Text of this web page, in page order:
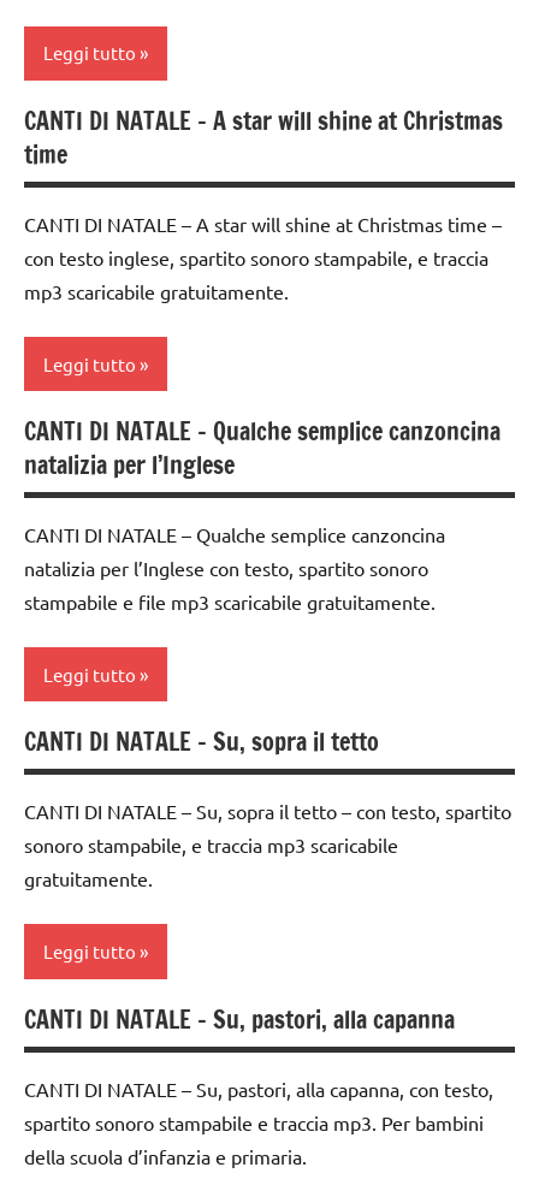
INGLESE
MUSICA
Natale
TUTTI GLI
PER ETA'
TUTTI GLI
ARTICOLI
classi
1a-5a
3 ai
6
anni
FESTE
DELL'ANNO
MUSICA
Natale
ARGOMENTI
PER ETA'
TUTTI GLI
ARTICOLI
Leggi tutto
canti
di
Natale
canti
natalizi
classi
1a-5a
dai
6
anni
DELL'ANNO
TUTTI GLI
ARGOMENTI
PER ETA'
TUTTI GLI
ARTICOLI
CANTI DI NATALE – A star will shine at Christmas
time
CANTI DI NATALE – A star will shine at Christmas time –
con testo inglese, spartito sonoro stampabile, e traccia
mp3 scaricabile gratuitamente.
Leggi tutto
canti
di
Natale
canti
natalizi
classi
1a-5a
dai
6
anni
DOWNLOAD
INGLESE
inglese
materiale
Natale
CANTI DI NATALE – Qualche semplice canzoncina
natalizia per l’Inglese
CANTI DI NATALE – Qualche semplice canzoncina
natalizia per l’Inglese con testo, spartito sonoro
stampabile e file mp3 scaricabile gratuitamente.
Leggi tutto
canti
di
Natale
canti
natalizi
classe
1a
2a
3 ai
6
anni
CANTI DI NATALE – Su, sopra il tetto
CANTI DI NATALE – Su, sopra il tetto – con testo, spartito
sonoro stampabile, e traccia mp3 scaricabile
gratuitamente.
Leggi tutto
canti
di
Natale
canti
natalizi
CANTI DI NATALE – Su, pastori, alla capanna
CANTI DI NATALE – Su, pastori, alla capanna, con testo,
spartito sonoro stampabile e traccia mp3. Per bambini
della scuola d’infanzia e primaria.